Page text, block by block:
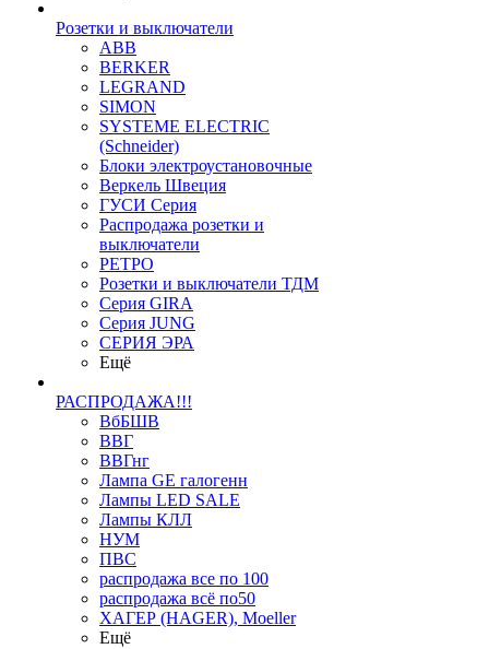
Розетки и выключатели
ABB
BERKER
LEGRAND
SIMON
SYSTEME ELECTRIC
(Schneider)
Блоки электроустановочные
Веркель Швеция
ГУСИ Серия
Распродажа розетки и
выключатели
РЕТРО
Розетки и выключатели ТДМ
Серия GIRA
Серия JUNG
СЕРИЯ ЭРА
Ещё
РАСПРОДАЖА!!!
ВбБШВ
ВВГ
ВВГнг
Лампа GE галогенн
Лампы LED SALE
Лампы КЛЛ
НУМ
ПВС
распродажа все по 100
распродажа всё по50
ХАГЕР (HAGER), Moeller
Ещё